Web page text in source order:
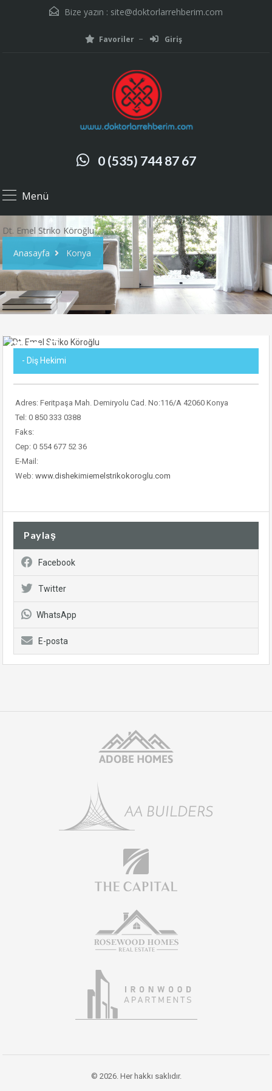
Bize yazın : site@doktorlarrehberim.com
Favoriler Giriş
0 (535) 744 87 67
Menü
Dt. Emel Striko Köroğlu
Anasayfa
Konya
- Diş Hekimi
Adres: Feritpaşa Mah. Demiryolu Cad. No:116/A 42060 Konya
Tel: 0 850 333 0388
Faks:
Cep: 0 554 677 52 36
E-Mail:
Web: www.dishekimiemelstrikokoroglu.com
Paylaş
Facebook
Twitter
WhatsApp
E-posta
© 2026. Her hakkı saklıdır.